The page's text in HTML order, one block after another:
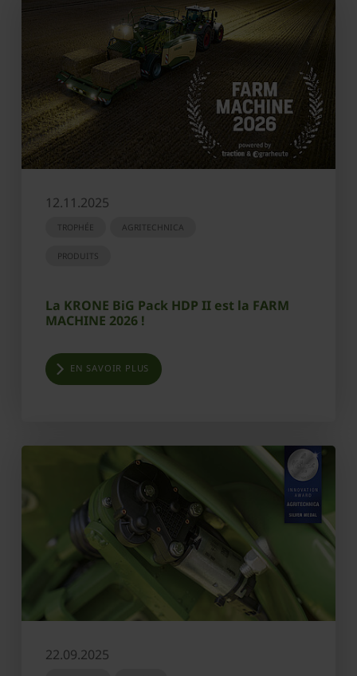
12.11.2025
TROPHÉE AGRITECHNICA
PRODUITS
La KRONE BiG Pack HDP II est la FARM
MACHINE 2026 !
EN SAVOIR PLUS
22.09.2025